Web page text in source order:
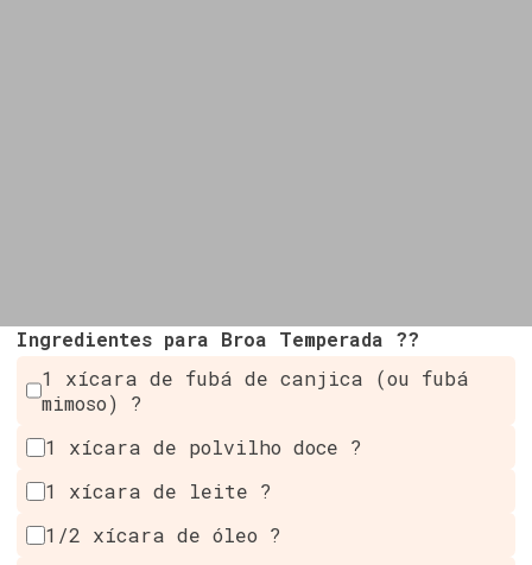
Ingredientes para Broa Temperada ??
1 xícara de fubá de canjica (ou fubá
mimoso) ?
1 xícara de polvilho doce ?
1 xícara de leite ?
1/2 xícara de óleo ?